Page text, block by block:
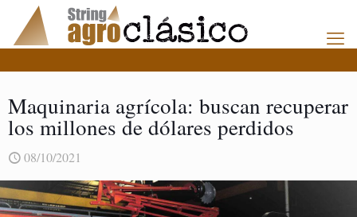
Maquinaria agrícola: buscan recuperar
los millones de dólares perdidos
08/10/2021